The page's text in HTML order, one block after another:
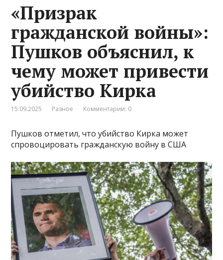
«Призрак
гражданской войны»:
Пушков объяснил, к
чему может привести
убийство Кирка
15.09.2025 Разное Комментарии: 0
Пушков отметил, что убийство Кирка может
спровоцировать гражданскую войну в США